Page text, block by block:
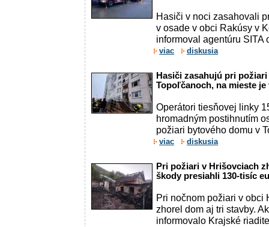
Hasiči v noci zasahovali
v osade v obci Rakúsy v
informoval agentúru SITA
viac diskusia
Hasiči zasahujú pri
Topoľčanoch, na mieste
Operátori tiesňovej linky
hromadným postihnutím
požiari bytového domu v
viac diskusia
Pri požiari v Hrišovciach
škody presiahli 130-tisíc
Pri nočnom požiari v obci
zhorel dom aj tri stavby.
informovalo Krajské